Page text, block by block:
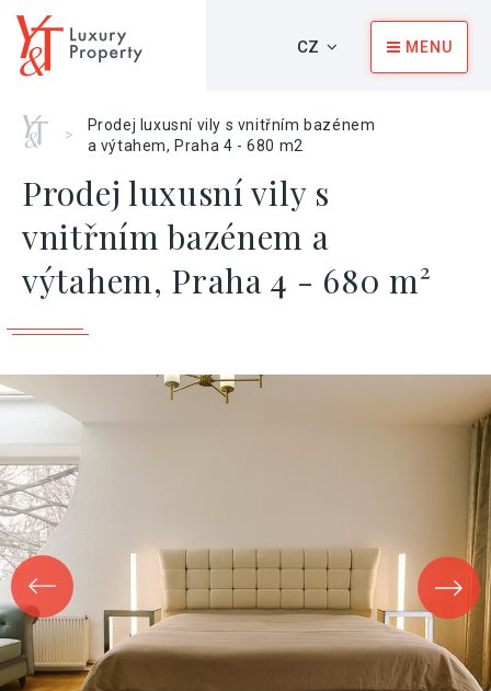
CZ MENU
Home
>
Prodej luxusní vily s vnitřním bazénem
a výtahem, Praha 4 - 680 m2
Prodej luxusní vily s
vnitřním bazénem a
výtahem, Praha 4 - 680 m²